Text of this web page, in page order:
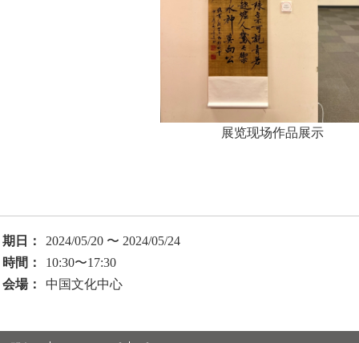
展览现场作品展示
期日：
2024/05/20 〜 2024/05/24
時間：
10:30〜17:30
会場：
中国文化中心